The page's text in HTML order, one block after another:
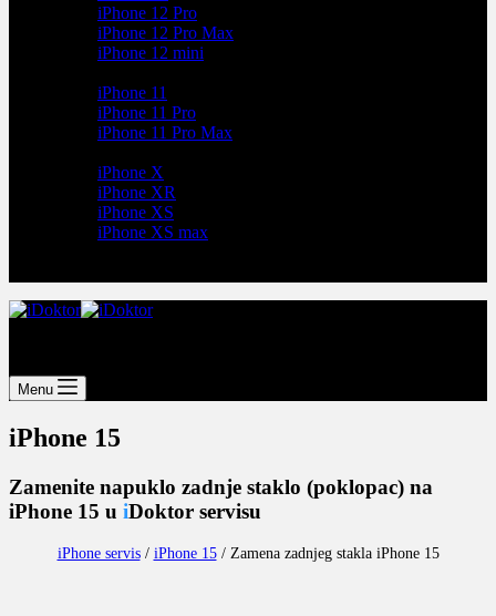
iPhone 12 Pro
iPhone 12 Pro Max
iPhone 12 mini
iPhone 11
iPhone 11 Pro
iPhone 11 Pro Max
iPhone X
iPhone XR
iPhone XS
iPhone XS max
Menu
iPhone 15
Zamenite napuklo zadnje staklo (poklopac) na
iPhone 15 u iDoktor servisu
iPhone servis/ iPhone 15/ Zamena zadnjeg stakla iPhone 15